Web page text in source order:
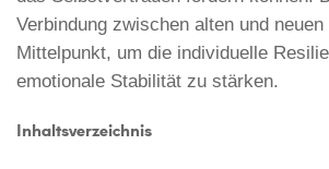
innere
Balance
stärken
Verbindung zwischen alten und
Mittelpunkt, um die individuelle
emotionale Stabilität zu stärken.
Inhaltsverzeichnis